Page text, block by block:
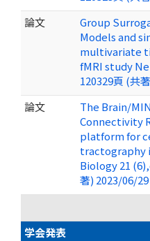
論文
Group
Models and
multivariate
fMRI study
120329頁 (共
論文
The Brain/
Connectivity
platform for
tractography
Biology 21
著) 2023/06/29
学会発表